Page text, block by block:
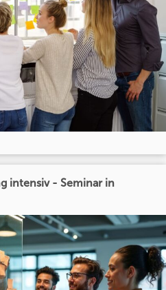
intensiv - Seminar in